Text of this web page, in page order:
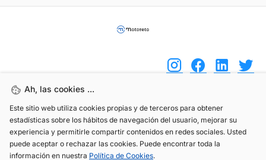
Ah, las cookies ...
Este sitio web utiliza cookies propias y de terceros para obtener
estadísticas sobre los hábitos de navegación del usuario, mejorar su
experiencia y permitirle compartir contenidos en redes sociales. Usted
puede aceptar o rechazar las cookies. Puede encontrar toda la
información en nuestra Política de Cookies.
(+34) 744 408 070
info@motoreto.com